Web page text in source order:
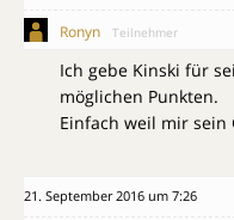
Ronyn Teilnehmer
Ich gebe Kinski für
möglichen Punkten.
Einfach weil mir sein
21. September 2016 um 7:26